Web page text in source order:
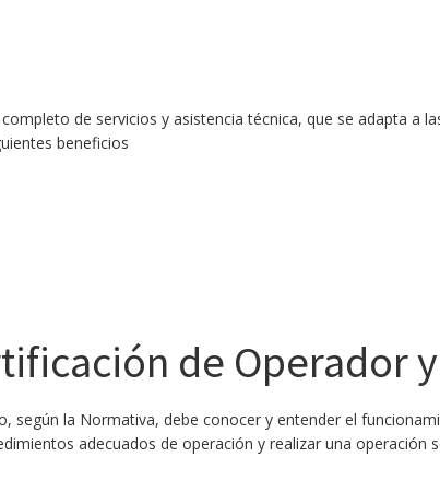
de servicios y asistencia técnica, que se adapta a
beneficios
de Operador
según la Normativa, debe conocer y entender el
adecuados de operación y realizar una operación